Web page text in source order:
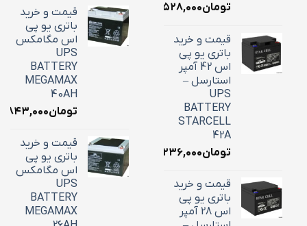
تومان۲۲,۵۲۸,۰۰۰
قیمت و خرید
باتری یو پی
اس 42 آمپر
استارسل –
UPS
BATTERY
STARCELL
42A
تومان۱۶,۲۳۶,۰۰۰
قیمت و خرید
باتری یو پی
اس 28 آمپر
قیمت و خرید
باتری یو پی
اس مگامکس
UPS
BATTERY
MEGAMAX
40AH
تومان
قیمت و خرید
باتری یو پی
اس مگامکس
UPS
BATTERY
MEGAMAX